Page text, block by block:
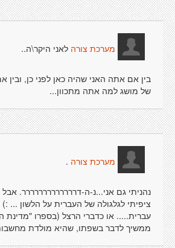
מערכת צורה לאני היקר\ה..
בין אם אתה האני שהיה כאן לפני כן, ובין
של מושג למה אתה מתכוון...
מערכת צורה .
נהניתי גם אני...נ-ה-דררררררררררררר.
ציפיתי לגלגולה של העברית על הלשון ...
עברית..... או כדברי הרצל (בספרו "מדינת
ממשיך לדבר בשפתו, שהיא מולדת